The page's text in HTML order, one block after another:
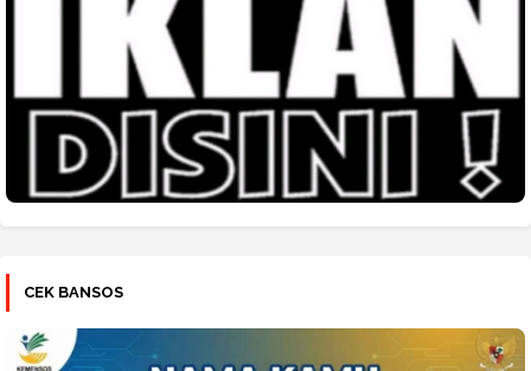
CEK BANSOS